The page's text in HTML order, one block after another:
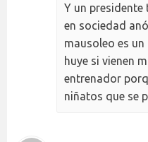
Y un
en sociedad
mausoleo es
huye si vienen
entrenador
niñatos que se